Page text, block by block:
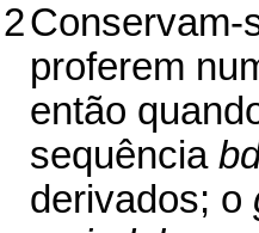
2Conservam-
proferem
então
sequência
derivados; o